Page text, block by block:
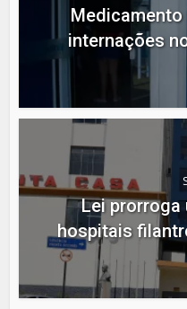
Medicamento
internações
Lei prorroga
hospitais